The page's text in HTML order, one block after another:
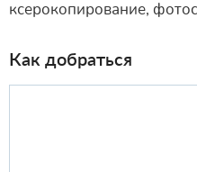
ксерокопирование,
Как добраться